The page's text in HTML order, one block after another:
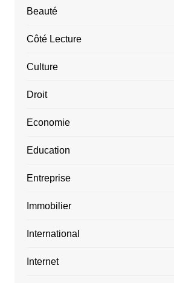
Beauté
Côté Lecture
Culture
Droit
Economie
Education
Entreprise
Immobilier
International
Internet